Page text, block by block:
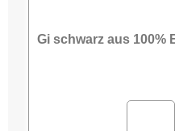
Gi schwarz aus 100%